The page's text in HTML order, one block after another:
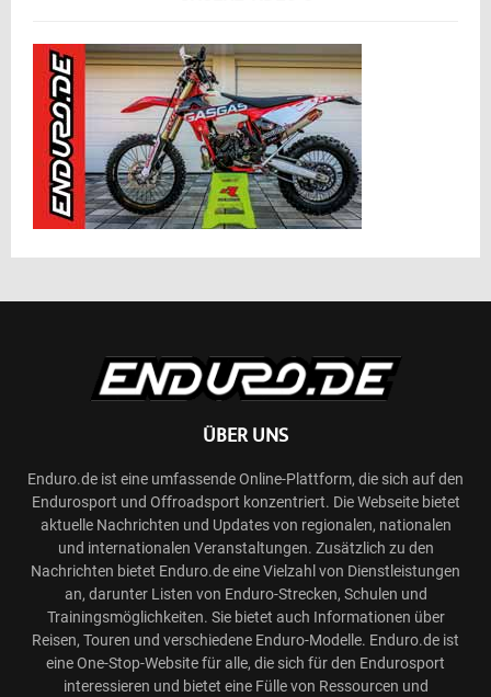
ÜBER UNS
Enduro.de ist eine umfassende Online-Plattform, die sich auf den
Endurosport und Offroadsport konzentriert. Die Webseite bietet
aktuelle Nachrichten und Updates von regionalen, nationalen
und internationalen Veranstaltungen. Zusätzlich zu den
Nachrichten bietet Enduro.de eine Vielzahl von Dienstleistungen
an, darunter Listen von Enduro-Strecken, Schulen und
Trainingsmöglichkeiten. Sie bietet auch Informationen über
Reisen, Touren und verschiedene Enduro-Modelle. Enduro.de ist
eine One-Stop-Website für alle, die sich für den Endurosport
interessieren und bietet eine Fülle von Ressourcen und